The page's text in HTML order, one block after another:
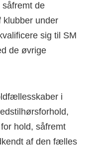
de
klubber under
sig til SM
de øvrige
i
hold, såfremt
af den fælles